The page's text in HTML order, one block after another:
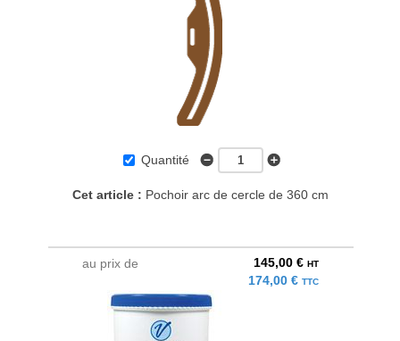
Quantité
Cet article : Pochoir arc de cercle de 360 cm
au prix de 145,00 € HT
174,00 € TTC